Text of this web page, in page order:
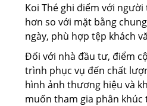
Koi Thé ghi điểm với
hơn so với mặt bằng
ngày, phù hợp tệp khách
Đối với nhà đầu tư, điểm
trình phục vụ đến chất
hình ảnh thương hiệu và
muốn tham gia phân khúc